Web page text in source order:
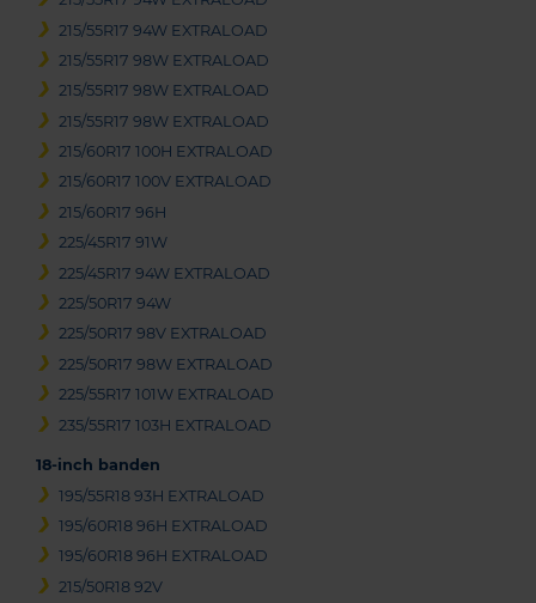
215/55R17 94W EXTRALOAD
215/55R17 98W EXTRALOAD
215/55R17 98W EXTRALOAD
215/55R17 98W EXTRALOAD
215/60R17 100H EXTRALOAD
215/60R17 100V EXTRALOAD
215/60R17 96H
225/45R17 91W
225/45R17 94W EXTRALOAD
225/50R17 94W
225/50R17 98V EXTRALOAD
225/50R17 98W EXTRALOAD
225/55R17 101W EXTRALOAD
235/55R17 103H EXTRALOAD
18-inch banden
195/55R18 93H EXTRALOAD
195/60R18 96H EXTRALOAD
195/60R18 96H EXTRALOAD
215/50R18 92V